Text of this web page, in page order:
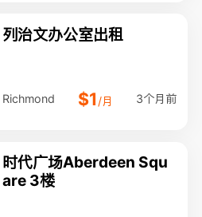
列治文办公室出租
Richmond $1 /月 3个月前
时代广场Aberdeen Squ
are 3楼